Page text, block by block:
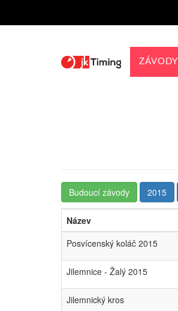
ZÁVODY
Budoucí závody 2015
Název
Posvícenský koláč 2015
Jilemnice - Žalý 2015
Jilemnický kros